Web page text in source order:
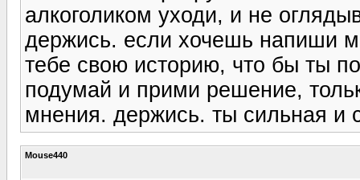
алкоголиком уходи, и не
держись. если хочешь напиши
тебе свою историю, что бы ты
подумай и прими решение,
мнения. держись. ты сильная и
Mouse440